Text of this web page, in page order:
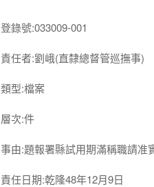
登錄號:033009-001
責任者:劉峨(直隸總督管巡撫事)
類型:檔案
層次:件
事由:題報署縣試用期滿稱職請准
責任日期:乾隆48年12月9日